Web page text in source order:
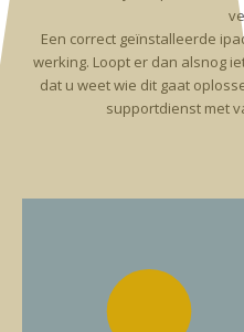
Een correct geïnstalleerde
werking. Loopt er dan alsnog
dat u weet wie dit gaat
supportdienst met